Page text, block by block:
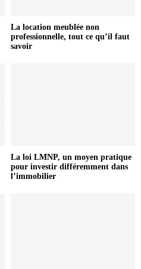
La location meublée non
professionnelle, tout ce qu’il faut
savoir
La loi LMNP, un moyen pratique
pour investir différemment dans
l’immobilier